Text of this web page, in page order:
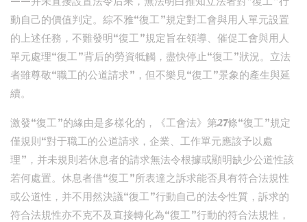
動自己的價值判定。綜不雅“復工”規定對工會與用人單元設置
的上述任務，不難發明“復工”規定旨在領導、催促工會與用人
單元處理“復工”背后的勞資牴觸，盡快停止“復工”狀況。立法
者雖尊敬“職工的公道請求”，但不樂見“復工”景象的產生與延
續。
激發“復工”的緣由是多樣化的，《工會法》第27條“復工”規定
僅規則“對于職工的公道請求，企業、工作單元應該予以處
理”，并未規則若休息者的請求無法令根據或顯明缺少公道性該
若何處置。休息者借“復工”所表達之訴求能否具有符合法規性
或公道性，并不用然決議“復工”行動自己的法令性質，訴求的
符合法規性亦不克不及直接轉化為“復工”行動的符合法規性，